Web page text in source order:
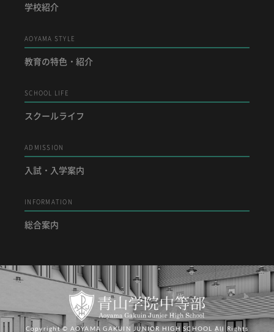
学校紹介
AOYAMA STYLE
教育の特色・紹介
SCHOOL LIFE
スクールライフ
ADMISSION
入試・入学案内
INFORMATION
総合案内
Copyright © AOYAMA GAKUIN JUNIOR HIGH SCHOOL All Rights